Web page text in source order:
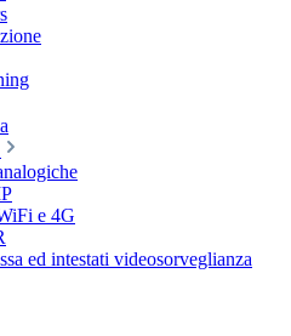
e 4G
ed intestati videosorveglianza